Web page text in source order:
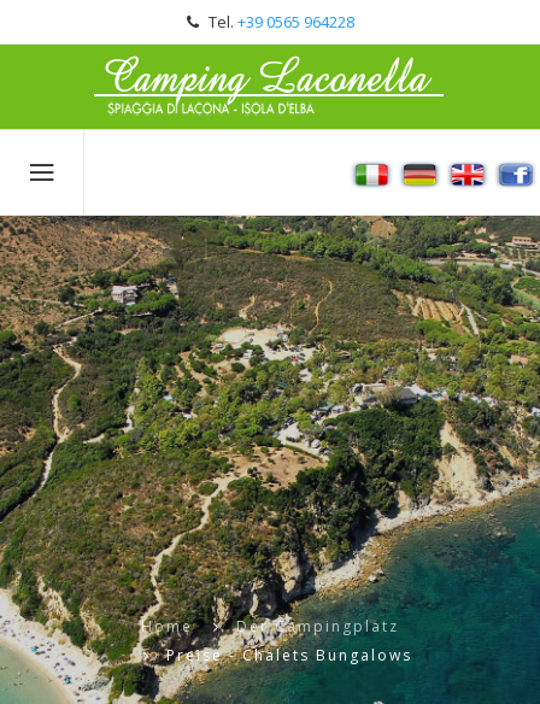
Tel. +39 0565 964228
Home
Der Campingplatz
Preise - Chalets Bungalows